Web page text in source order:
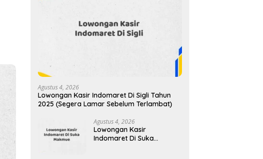
Agustus 4, 2026
Lowongan Kasir Indomaret Di Sigli Tahun
2025 (Segera Lamar Sebelum Terlambat)
Agustus 4, 2026
Lowongan Kasir
Indomaret Di Suka